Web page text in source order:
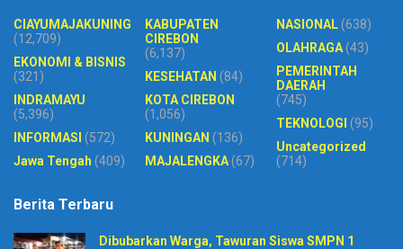
CIAYUMAJAKUNING
(12,709)
EKONOMI & BISNIS
(321)
INDRAMAYU
(5,396)
INFORMASI (572)
Jawa Tengah (409)
KABUPATEN
CIREBON
(6,137)
KESEHATAN (84)
KOTA CIREBON
(1,056)
KUNINGAN (136)
MAJALENGKA(67)
NASIONAL(638)
OLAHRAGA(43)
PEMERINTAH
DAERAH
(745)
TEKNOLOGI (95)
Uncategorized
(714)
Berita Terbaru
Dibubarkan Warga, Tawuran Siswa SMPN 1